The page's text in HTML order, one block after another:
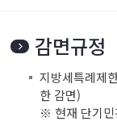
감면규정
지방세특례제
한 감면)
※ 현재 단기민